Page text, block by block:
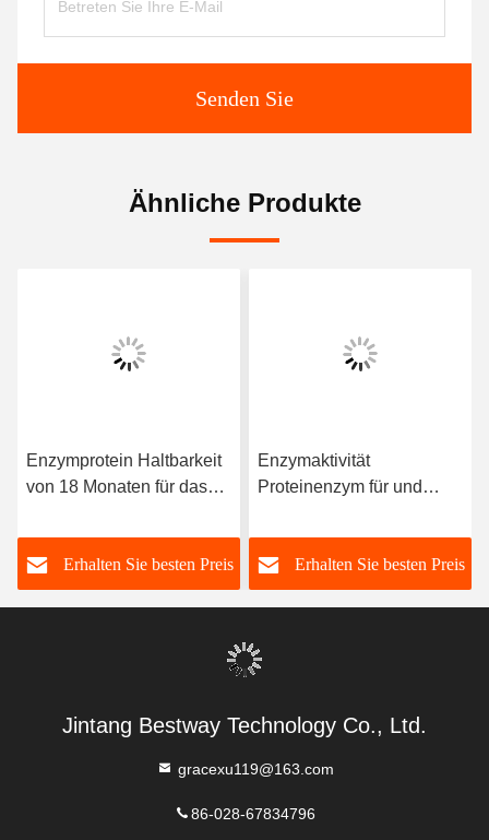
Senden Sie
Ähnliche Produkte
Enzymprotein Haltbarkeit
von 18 Monaten für das
Produktionsdatum und
Enzymaktivität von 200
Erhalten Sie besten Preis
Enzymaktivität
Proteinenzym für und
der Mikrobenfermentation
Erhalten Sie besten Preis
Jintang Bestway Technology Co., Ltd.
gracexu119@163.com
86-028-67834796